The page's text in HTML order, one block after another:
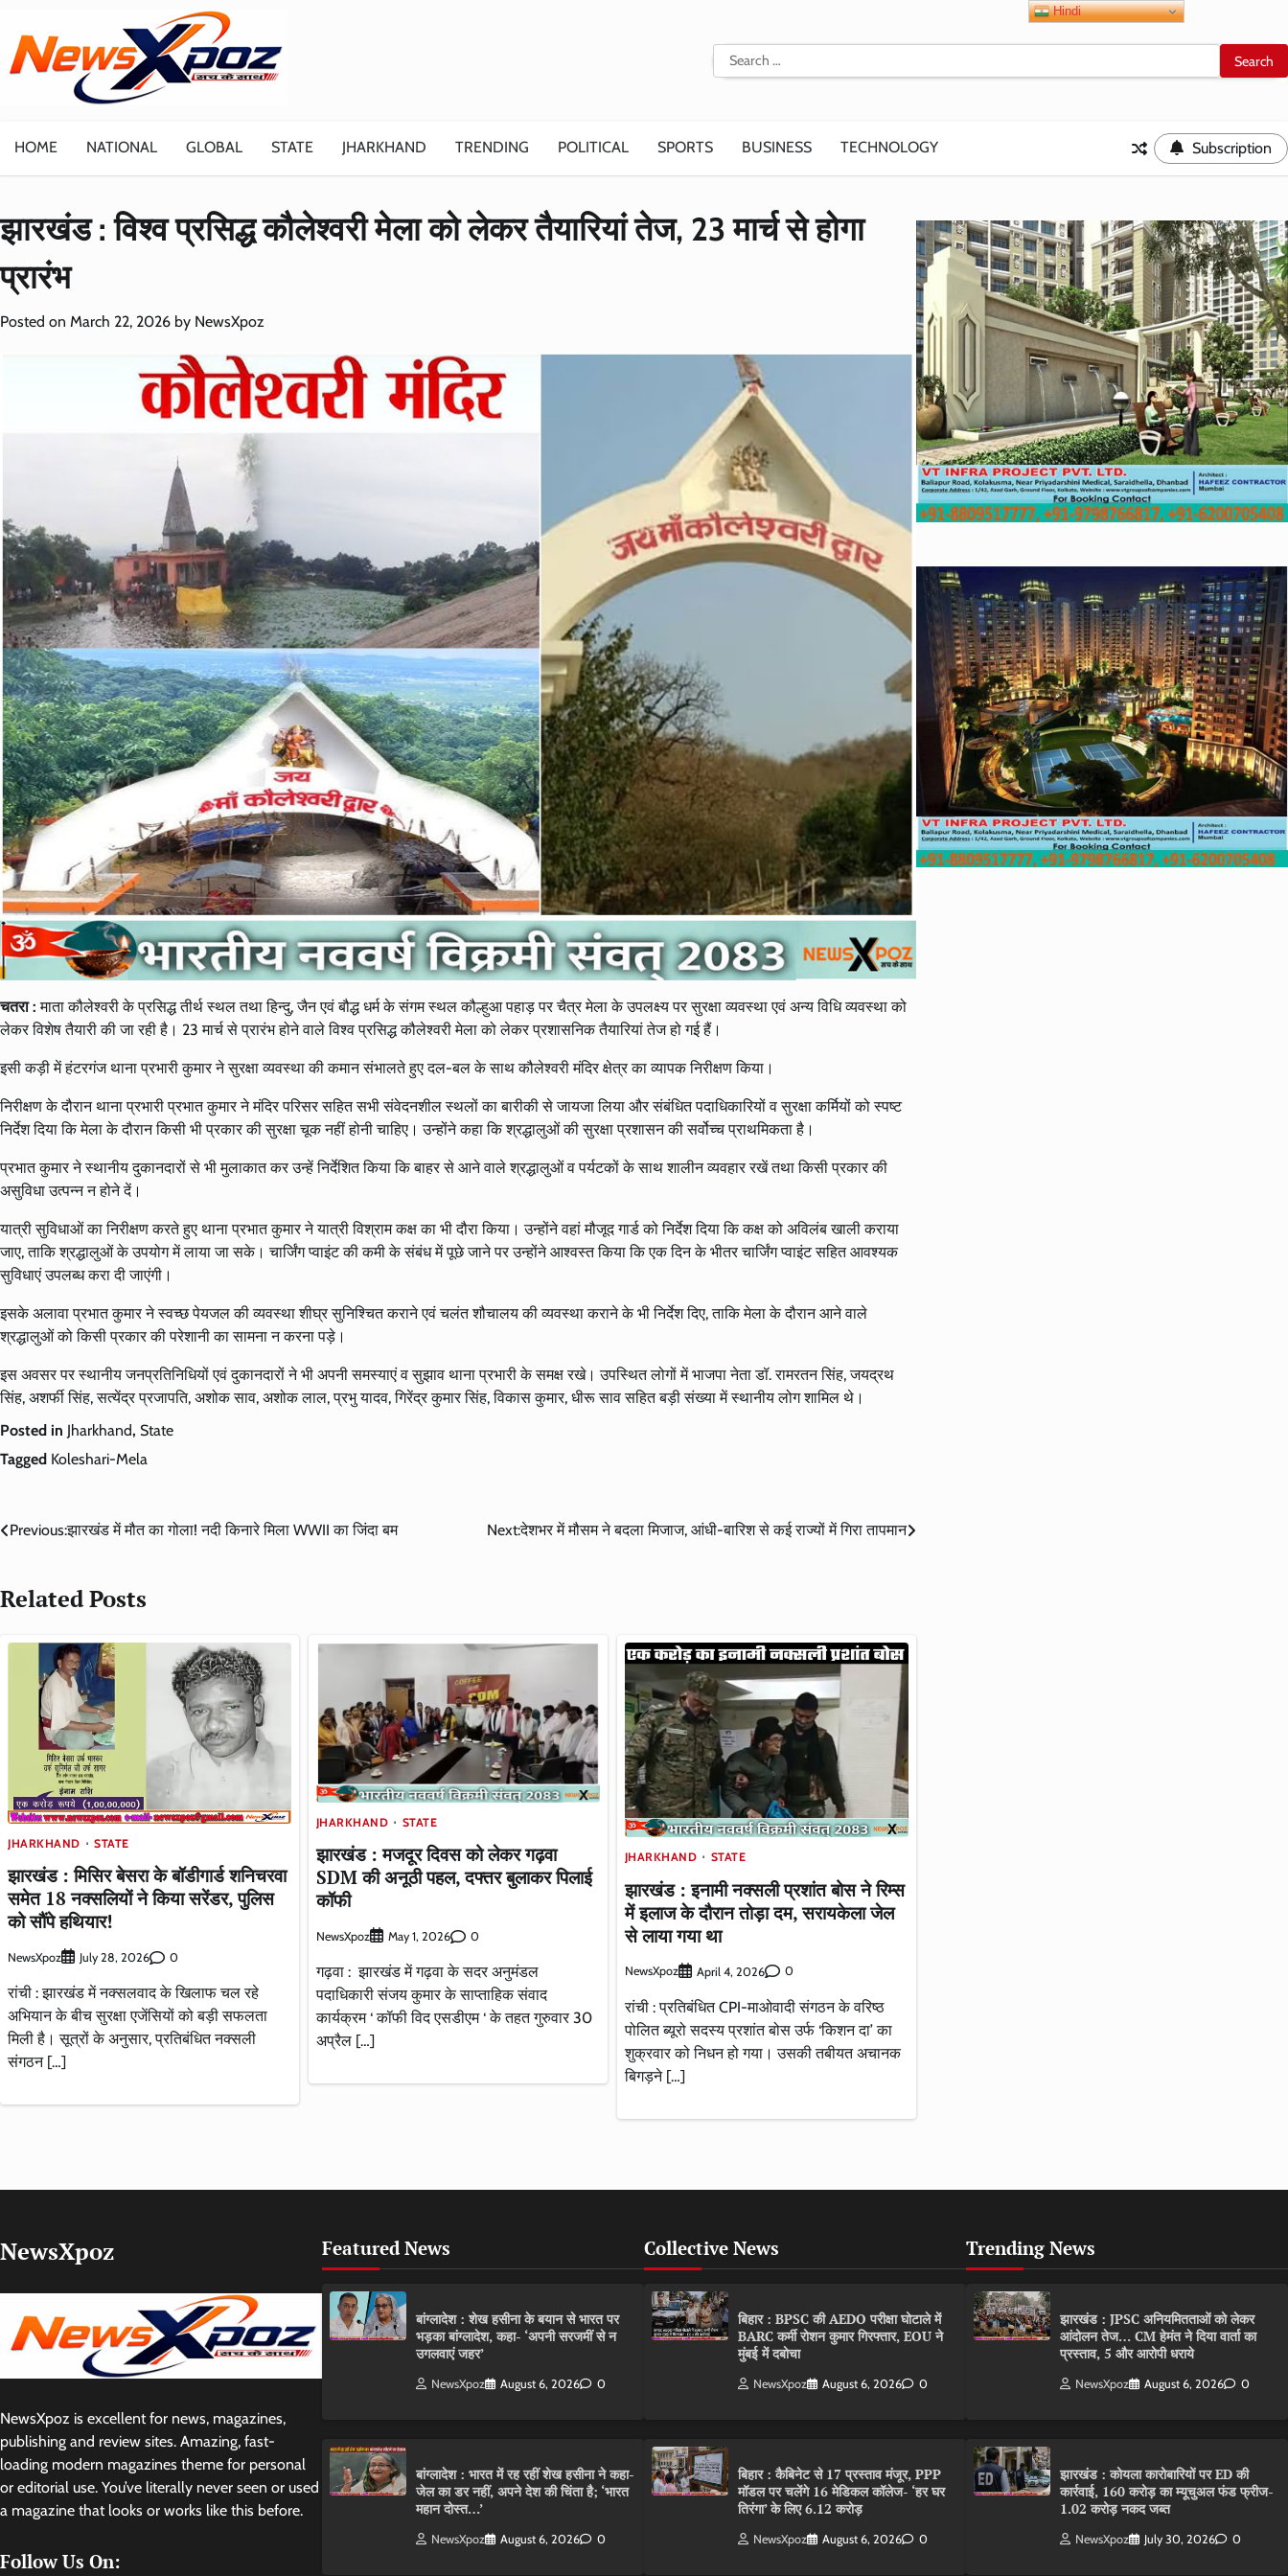
content
Search
for:
HOME NATIONAL GLOBAL STATE JHARKHAND TRENDING POLITICAL SPORTS BUSINESS TECHNOLOGY Subscription
झारखंड : विश्व प्रसिद्ध कौलेश्वरी मेला को लेकर तैयारियां तेज, 23 मार्च से होगा
प्रारंभ
Posted on March 22, 2026 by NewsXpoz
चतरा :माता कौलेश्वरी के प्रसिद्ध तीर्थ स्थल तथा हिन्दु, जैन एवं बौद्ध धर्म के संगम स्थल कौल्हुआ पहाड़ पर चैत्र मेला के उपलक्ष्य पर सुरक्षा व्यवस्था एवं अन्य विधि व्यवस्था को
लेकर विशेष तैयारी की जा रही है। 23 मार्च से प्रारंभ होने वाले विश्व प्रसिद्ध कौलेश्वरी मेला को लेकर प्रशासनिक तैयारियां तेज हो गई हैं।
इसी कड़ी में हंटरगंज थाना प्रभारी कुमार ने सुरक्षा व्यवस्था की कमान संभालते हुए दल-बल के साथ कौलेश्वरी मंदिर क्षेत्र का व्यापक निरीक्षण किया।
निरीक्षण के दौरान थाना प्रभारी प्रभात कुमार ने मंदिर परिसर सहित सभी संवेदनशील स्थलों का बारीकी से जायजा लिया और संबंधित पदाधिकारियों व सुरक्षा कर्मियों को स्पष्ट
निर्देश दिया कि मेला के दौरान किसी भी प्रकार की सुरक्षा चूक नहीं होनी चाहिए। उन्होंने कहा कि श्रद्धालुओं की सुरक्षा प्रशासन की सर्वोच्च प्राथमिकता है।
प्रभात कुमार ने स्थानीय दुकानदारों से भी मुलाकात कर उन्हें निर्देशित किया कि बाहर से आने वाले श्रद्धालुओं व पर्यटकों के साथ शालीन व्यवहार रखें तथा किसी प्रकार की
असुविधा उत्पन्न न होने दें।
यात्री सुविधाओं का निरीक्षण करते हुए थाना प्रभात कुमार ने यात्री विश्राम कक्ष का भी दौरा किया। उन्होंने वहां मौजूद गार्ड को निर्देश दिया कि कक्ष को अविलंब खाली कराया
जाए, ताकि श्रद्धालुओं के उपयोग में लाया जा सके। चार्जिंग प्वाइंट की कमी के संबंध में पूछे जाने पर उन्होंने आश्वस्त किया कि एक दिन के भीतर चार्जिंग प्वाइंट सहित आवश्यक
सुविधाएं उपलब्ध करा दी जाएंगी।
इसके अलावा प्रभात कुमार ने स्वच्छ पेयजल की व्यवस्था शीघ्र सुनिश्चित कराने एवं चलंत शौचालय की व्यवस्था कराने के भी निर्देश दिए, ताकि मेला के दौरान आने वाले
श्रद्धालुओं को किसी प्रकार की परेशानी का सामना न करना पड़े।
इस अवसर पर स्थानीय जनप्रतिनिधियों एवं दुकानदारों ने भी अपनी समस्याएं व सुझाव थाना प्रभारी के समक्ष रखे। उपस्थित लोगों में भाजपा नेता डॉ. रामरतन सिंह, जयद्रथ
सिंह, अशर्फी सिंह, सत्येंद्र प्रजापति, अशोक साव, अशोक लाल, प्रभु यादव, गिरेंद्र कुमार सिंह, विकास कुमार, धीरू साव सहित बड़ी संख्या में स्थानीय लोग शामिल थे।
Posted in Jharkhand, State
Tagged Koleshari-Mela
Post
Previous:झारखंड में मौत का गोला! नदी किनारे मिला WWII का जिंदा बम Next:देशभर में मौसम ने बदला मिजाज, आंधी-बारिश से कई राज्यों में गिरा तापमान
Related Posts
JHARKHAND STATE
झारखंड : मिसिर बेसरा के बॉडीगार्ड शनिचरवा
समेत 18 नक्सलियों ने किया सरेंडर, पुलिस
को सौंपे हथियार!
NewsXpoz July 28, 2026 0
रांची : झारखंड में नक्सलवाद के खिलाफ चल रहे
अभियान के बीच सुरक्षा एजेंसियों को बड़ी सफलता
मिली है। सूत्रों के अनुसार, प्रतिबंधित नक्सली
संगठन […]
JHARKHAND STATE
झारखंड : मजदूर दिवस को लेकर गढ़वा
SDM की अनूठी पहल, दफ्तर बुलाकर पिलाई
कॉफी
NewsXpoz May 1, 2026 0
गढ़वा : झारखंड में गढ़वा के सदर अनुमंडल
पदाधिकारी संजय कुमार के साप्ताहिक संवाद
कार्यक्रम ‘ कॉफी विद एसडीएम ‘ के तहत गुरुवार 30
अप्रैल […]
JHARKHAND STATE
झारखंड : इनामी नक्सली प्रशांत बोस ने रिम्स
में इलाज के दौरान तोड़ा दम, सरायकेला जेल
से लाया गया था
NewsXpoz April 4, 2026 0
रांची : प्रतिबंधित CPI-माओवादी संगठन के वरिष्ठ
पोलित ब्यूरो सदस्य प्रशांत बोस उर्फ ‘किशन दा’ का
शुक्रवार को निधन हो गया। उसकी तबीयत अचानक
बिगड़ने […]
NewsXpoz
NewsXpoz is excellent for news, magazines,
publishing and review sites. Amazing, fast-
loading modern magazines theme for personal
or editorial use. You’ve literally never seen or used
a magazine that looks or works like this before.
Follow Us On:
Featured News
बांग्लादेश : शेख हसीना के बयान से भारत पर
भड़का बांग्लादेश, कहा- ‘अपनी सरजमीं से न
उगलवाएं जहर’
NewsXpoz August 6, 2026 0
बांग्लादेश : भारत में रह रहीं शेख हसीना ने कहा-
जेल का डर नहीं, अपने देश की चिंता है; ‘भारत
महान दोस्त…’
NewsXpoz August 6, 2026 0
Collective News
बिहार : BPSC की AEDO परीक्षा घोटाले में
BARC कर्मी रोशन कुमार गिरफ्तार, EOU ने
मुंबई में दबोचा
NewsXpoz August 6, 2026 0
बिहार : कैबिनेट से 17 प्रस्ताव मंजूर, PPP
मॉडल पर चलेंगे 16 मेडिकल कॉलेज- ‘हर घर
तिरंगा’ के लिए 6.12 करोड़
NewsXpoz August 6, 2026 0
Trending News
झारखंड : JPSC अनियमितताओं को लेकर
आंदोलन तेज… CM हेमंत ने दिया वार्ता का
प्रस्ताव, 5 और आरोपी धराये
NewsXpoz August 6, 2026 0
झारखंड : कोयला कारोबारियों पर ED की
कार्रवाई, 160 करोड़ का म्यूचुअल फंड फ्रीज-
1.02 करोड़ नकद जब्त
NewsXpoz July 30, 2026 0
Hindi